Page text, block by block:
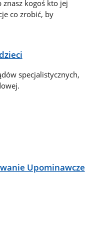
kogoś kto jej
co zrobić, by
specjalistycznych,
Upominawcze